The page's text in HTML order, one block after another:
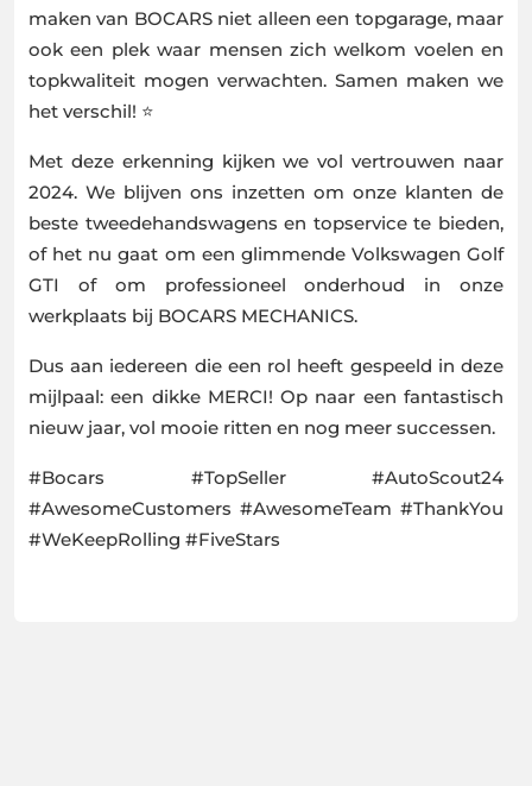
maken van BOCARS niet alleen een topgarage, maar
ook een plek waar mensen zich welkom voelen en
topkwaliteit mogen verwachten. Samen maken we
het verschil! ⭐
Met deze erkenning kijken we vol vertrouwen naar
2024. We blijven ons inzetten om onze klanten de
beste tweedehandswagens en topservice te bieden,
of het nu gaat om een glimmende Volkswagen Golf
GTI of om professioneel onderhoud in onze
werkplaats bij BOCARS MECHANICS.
Dus aan iedereen die een rol heeft gespeeld in deze
mijlpaal: een dikke MERCI! Op naar een fantastisch
nieuw jaar, vol mooie ritten en nog meer successen.
#Bocars #TopSeller #AutoScout24
#AwesomeCustomers #AwesomeTeam #ThankYou
#WeKeepRolling #FiveStars